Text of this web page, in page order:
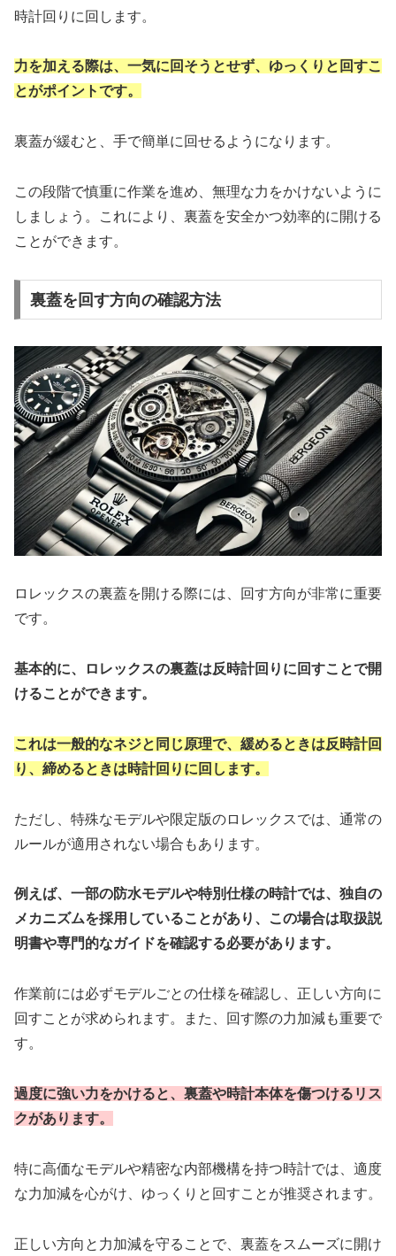
時計回りに回します。
力を加える際は、一気に回そうとせず、ゆっくりと回すこ
とがポイントです。
裏蓋が緩むと、手で簡単に回せるようになります。
この段階で慎重に作業を進め、無理な力をかけないように
しましょう。これにより、裏蓋を安全かつ効率的に開ける
ことができます。
裏蓋を回す方向の確認方法
ロレックスの裏蓋を開ける際には、回す方向が非常に重要
です。
基本的に、ロレックスの裏蓋は反時計回りに回すことで開
けることができます。
これは一般的なネジと同じ原理で、緩めるときは反時計回
り、締めるときは時計回りに回します。
ただし、特殊なモデルや限定版のロレックスでは、通常の
ルールが適用されない場合もあります。
例えば、一部の防水モデルや特別仕様の時計では、独自の
メカニズムを採用していることがあり、この場合は取扱説
明書や専門的なガイドを確認する必要があります。
作業前には必ずモデルごとの仕様を確認し、正しい方向に
回すことが求められます。また、回す際の力加減も重要で
す。
過度に強い力をかけると、裏蓋や時計本体を傷つけるリス
クがあります。
特に高価なモデルや精密な内部機構を持つ時計では、適度
な力加減を心がけ、ゆっくりと回すことが推奨されます。
正しい方向と力加減を守ることで、裏蓋をスムーズに開け